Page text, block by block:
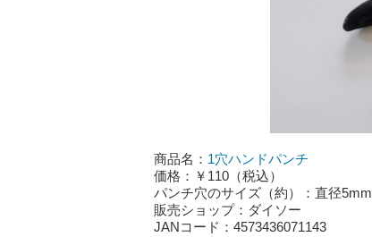
商品名： 1穴ハンドパンチ
価格：￥110（税込）
パンチ穴のサイズ（約）：直径5mm
販売ショップ：ダイソー
JANコード：4573436071143